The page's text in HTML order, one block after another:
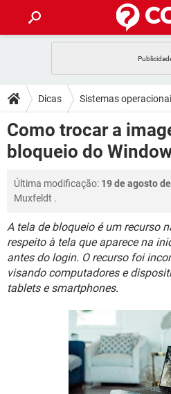
CELULAR
OUTLOOK
INSTAGRAM
DICAS
JOGOS
CELULAR
OUTLOOK
INSTAGRAM
DOWNLOADS
JOGOS
OUTLOOK
INSTAGRAM
GUIA DE COMPRAS
FÓRUM
JOGOS
OUTLOOK
INSTAGRAM
GUIA DE COMPRAS
GLOSSÁRIO
JOGOS
CELULAR
OUTLOOK
INSTAGRAM
GUIA DE COMPRAS
Dicas Sistemas
Windows 10
Como trocar a
bloqueio do
Última modificação: 19 de agosto
Muxfeldt .
A tela de bloqueio é um recurso
respeito à tela que aparece na
antes do login. O recurso foi
visando computadores e
tablets e smartphones.